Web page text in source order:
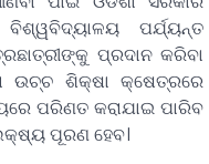
ପର୍ଯ୍ୟନ୍ତ
ପ୍ରଦାନ କରିବା
ଉଚ୍ଚ ଶିକ୍ଷା କ୍ଷେତ୍ରରେ
ପରିଣତ କରାଯାଇ ପାରିବ
ପୂରଣ ହେବ।